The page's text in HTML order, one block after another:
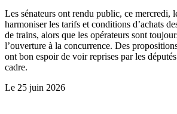
Les sénateurs ont rendu public, ce mercredi,
harmoniser les tarifs et conditions d’achats
de trains, alors que les opérateurs sont
l’ouverture à la concurrence. Des
ont bon espoir de voir reprises par les
cadre.
Le 25 juin 2026